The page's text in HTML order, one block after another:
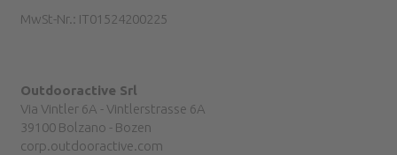
MwSt-Nr.: IT01524200225
Outdooractive Srl
Via Vintler 6A - Vintlerstrasse 6A
39100 Bolzano - Bozen
corp.outdooractive.com